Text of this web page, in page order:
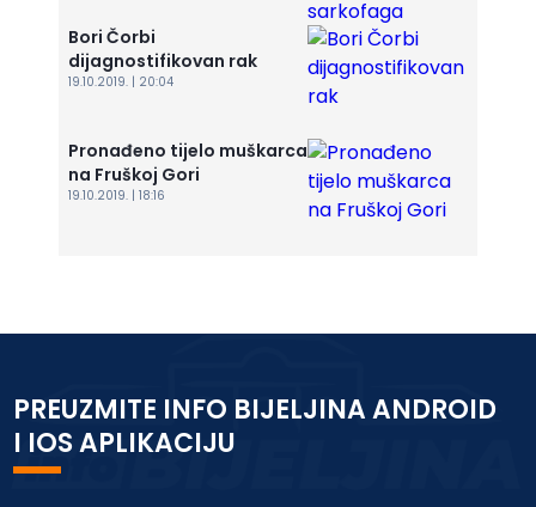
Bori Čorbi
dijagnostifikovan rak
19.10.2019. | 20:04
Pronađeno tijelo muškarca
na Fruškoj Gori
19.10.2019. | 18:16
PREUZMITE INFO BIJELJINA ANDROID
I IOS APLIKACIJU